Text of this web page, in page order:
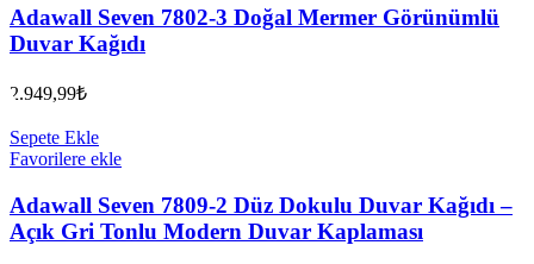
Adawall Seven 7802-3 Doğal Mermer Görünümlü
Duvar Kağıdı
2.949,99₺
Sepete Ekle
Favorilere ekle
Adawall Seven 7809-2 Düz Dokulu Duvar Kağıdı –
Açık Gri Tonlu Modern Duvar Kaplaması